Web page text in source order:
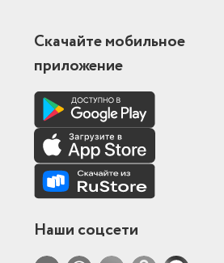
Скачайте мобильное
приложение
Наши соцсети